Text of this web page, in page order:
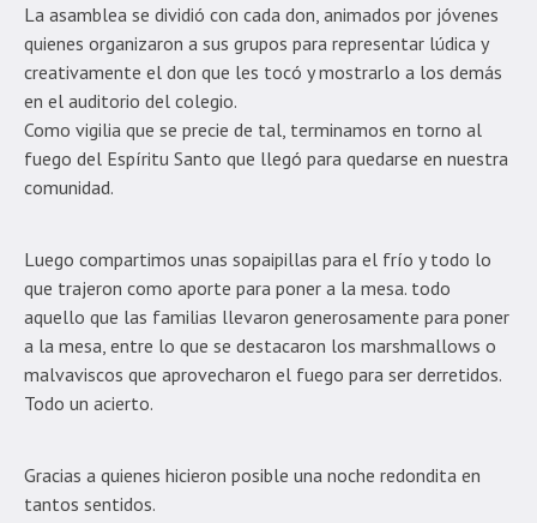
La asamblea se dividió con cada don, animados por jóvenes
quienes organizaron a sus grupos para representar lúdica y
creativamente el don que les tocó y mostrarlo a los demás
en el auditorio del colegio.
Como vigilia que se precie de tal, terminamos en torno al
fuego del Espíritu Santo que llegó para quedarse en nuestra
comunidad.
Luego compartimos unas sopaipillas para el frío y todo lo
que trajeron como aporte para poner a la mesa. todo
aquello que las familias llevaron generosamente para poner
a la mesa, entre lo que se destacaron los marshmallows o
malvaviscos que aprovecharon el fuego para ser derretidos.
Todo un acierto.
Gracias a quienes hicieron posible una noche redondita en
tantos sentidos.